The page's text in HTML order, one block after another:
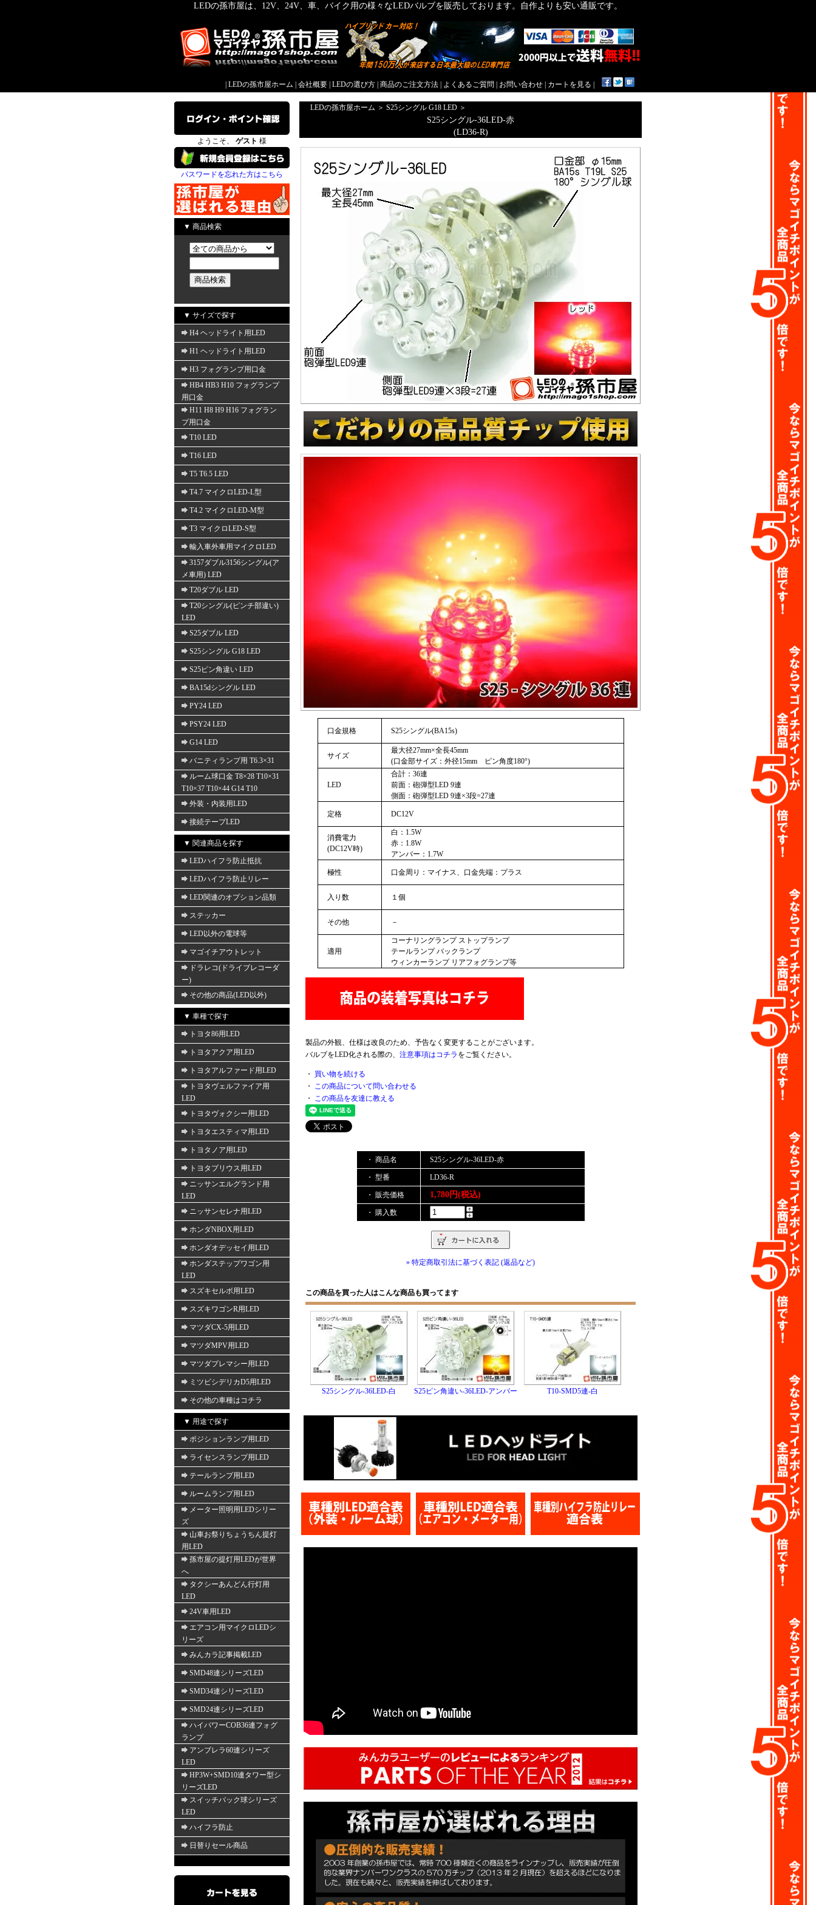
LEDの孫市屋は、12V、24V、車、バイク用の様々なLEDバルブを販売しております。自作よりも安い通販です。
LEDの孫市屋ホーム 会社概要 LEDの選び方 商品のご注文方法 よくあるご質問 お問い合わせ カートを見る
ようこそ、 ゲスト 様
パスワードを忘れた方はこちら
▼ 商品検索
▼ サイズで探す
H4 ヘッドライト用LED
H1 ヘッドライト用LED
H3 フォグランプ用口金
HB4 HB3 H10 フォグランプ
用口金
H11 H8 H9 H16 フォグラン
プ用口金
T10 LED
T16 LED
T5 T6.5 LED
T4.7 マイクロLED-L型
T4.2 マイクロLED-M型
T3 マイクロLED-S型
輸入車外車用マイクロLED
3157ダブル3156シングル(ア
メ車用) LED
T20ダブル LED
T20シングル(ピンチ部違い)
LED
S25ダブル LED
S25シングル G18 LED
S25ピン角違い LED
BA15dシングル LED
PY24 LED
PSY24 LED
G14 LED
バニティランプ用 T6.3×31
ルーム球口金 T8×28 T10×31
T10×37 T10×44 G14 T10
外装・内装用LED
接続テープLED
▼ 関連商品を探す
LEDハイフラ防止抵抗
LEDハイフラ防止リレー
LED関連のオプション品類
ステッカー
LED以外の電球等
マゴイチアウトレット
ドラレコ(ドライブレコーダ
ー)
その他の商品(LED以外)
▼ 車種で探す
トヨタ86用LED
トヨタアクア用LED
トヨタアルファード用LED
トヨタヴェルファイア用
LED
トヨタヴォクシー用LED
トヨタエスティマ用LED
トヨタノア用LED
トヨタプリウス用LED
ニッサンエルグランド用
LED
ニッサンセレナ用LED
ホンダNBOX用LED
ホンダオデッセイ用LED
ホンダステップワゴン用
LED
スズキセルボ用LED
スズキワゴンR用LED
マツダCX-5用LED
マツダMPV用LED
マツダプレマシー用LED
ミツビシデリカD5用LED
その他の車種はコチラ
▼ 用途で探す
ポジションランプ用LED
ライセンスランプ用LED
テールランプ用LED
ルームランプ用LED
メーター照明用LEDシリー
ズ
山車お祭りちょうちん提灯
用LED
孫市屋の提灯用LEDが世界
へ
タクシーあんどん行灯用
LED
24V車用LED
エアコン用マイクロLEDシ
リーズ
みんカラ記事掲載LED
SMD48連シリーズLED
SMD34連シリーズLED
SMD24連シリーズLED
ハイパワーCOB36連フォグ
ランプ
アンブレラ60連シリーズ
LED
HP3W+SMD10連タワー型シ
リーズLED
スイッチバック球シリーズ
LED
ハイフラ防止
日替りセール商品
LEDの孫市屋ホーム ＞ S25シングル G18 LED ＞
S25シングル-36LED-赤
(LD36-R)
口金規格 S25シングル(BA15s)
サイズ
最大径27mm×全長45mm
(口金部サイズ：外径15mm ピン角度180°)
LED
合計：36連
前面：砲弾型LED 9連
側面：砲弾型LED 9連×3段=27連
定格 DC12V
消費電力
(DC12V時)
白：1.5W
赤：1.8W
アンバー：1.7W
極性 口金周り：マイナス、口金先端：プラス
入り数 １個
その他 －
適用
コーナリングランプ ストップランプ
テールランプ バックランプ
ウィンカーランプ リアフォグランプ等
製品の外観、仕様は改良のため、予告なく変更することがございます。
バルブをLED化される際の、 注意事項はコチラ をご覧ください。
・ 買い物を続ける
・ この商品について問い合わせる
・ この商品を友達に教える
・ 商品名 S25シングル-36LED-赤
・ 型番 LD36-R
・ 販売価格 1,780円(税込)
・ 購入数
» 特定商取引法に基づく表記 (返品など)
この商品を買った人はこんな商品も買ってます
S25シングル-36LED-白 S25ピン角違い-36LED-アンバー T10-SMD5連-白